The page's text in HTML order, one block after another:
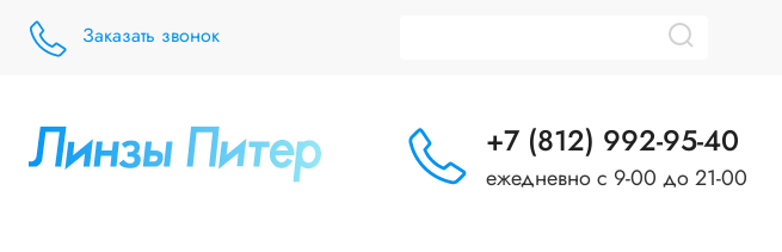
Заказать звонок
+7 (812) 992-95-40
ежедневно с 9-00 до 21-00